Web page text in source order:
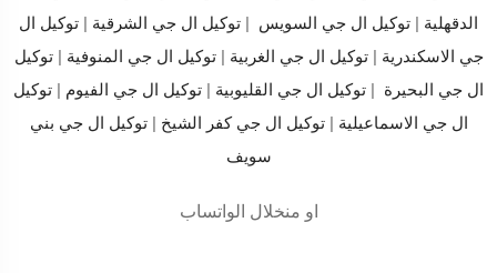
الدقهلية | توكيل ال جي السويس | توكيل ال جي الشرقية | توكيل ال
جي الاسكندرية | توكيل ال جي الغربية | توكيل ال جي المنوفية | توكيل
ال جي البحيرة | توكيل ال جي القليوبية | توكيل ال جي الفيوم | توكيل
ال جي الاسماعيلية | توكيل ال جي كفر الشيخ | توكيل ال جي بني
سويف
او منخلال الواتساب